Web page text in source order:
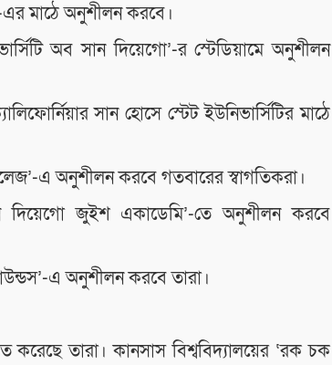
এর মাঠে অনুশীলন করবে।
অব সান দিয়েগো’-র স্টেডিয়ামে অনুশীলন
সান হোসে স্টেট ইউনিভার্সিটির মাঠে
এ অনুশীলন করবে গতবারের স্বাগতিকরা।
দিয়েগো জুইশ একাডেমি’-তে অনুশীলন করবে
এ অনুশীলন করবে তারা।
করেছে তারা। কানসাস বিশ্ববিদ্যালয়ের ‘রক চক